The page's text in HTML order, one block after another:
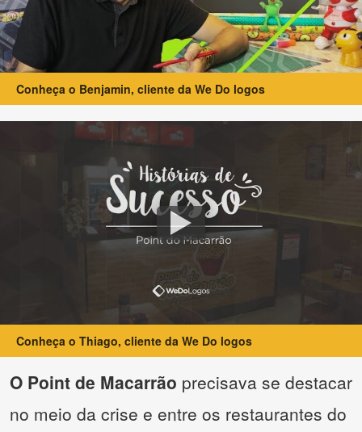
Conheça o Benjamin, cliente da We Do logos
Conheça o Thiago, cliente da We Do logos
O Point de Macarrão precisava se destacar
no meio da crise e entre os restaurantes do